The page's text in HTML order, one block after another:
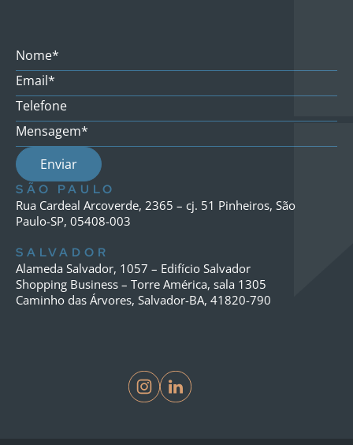
SÃO PAULO
Rua Cardeal Arcoverde, 2365 – cj. 51 Pinheiros, São
Paulo-SP, 05408-003
SALVADOR
Alameda Salvador, 1057 – Edifício Salvador
Shopping Business – Torre América, sala 1305
Caminho das Árvores, Salvador-BA, 41820-790
Nome*
Email*
Telefone
Mensagem*